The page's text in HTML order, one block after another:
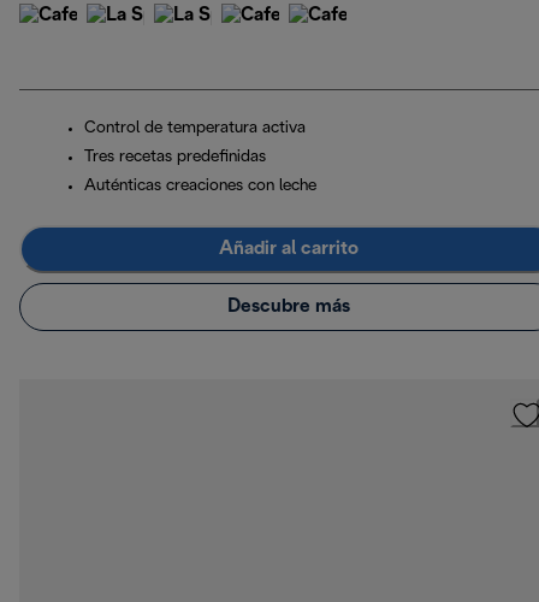
Control de temperatura activa
Tres recetas predefinidas
Auténticas creaciones con leche
Añadir al carrito
Descubre más